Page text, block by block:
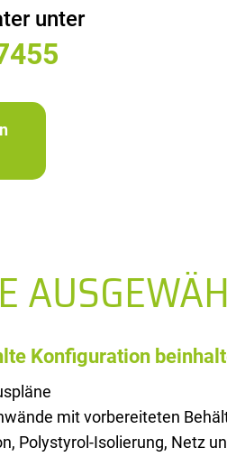
unter
Konfiguration
mit vorbereiteten
Polystyrol-Isolierung, Netz